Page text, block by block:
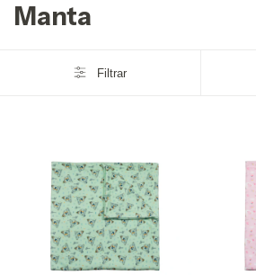
Manta
Filtrar